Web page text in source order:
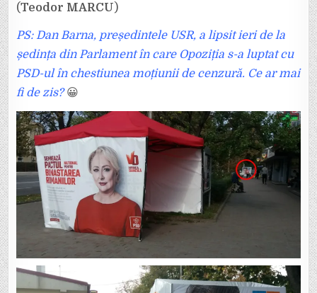
(Teodor MARCU)
PS: Dan Barna, președintele USR, a lipsit ieri de la
ședința din Parlament în care Opoziția s-a luptat cu
PSD-ul în chestiunea moțiunii de cenzură. Ce ar mai
fi de zis?😀